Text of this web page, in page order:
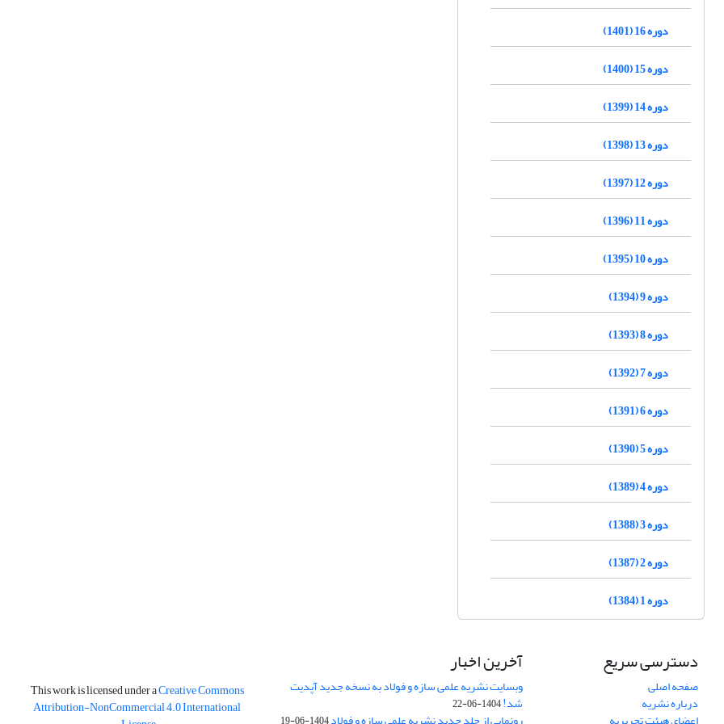
دوره 16 (1401)
دوره 15 (1400)
دوره 14 (1399)
دوره 13 (1398)
دوره 12 (1397)
دوره 11 (1396)
دوره 10 (1395)
دوره 9 (1394)
دوره 8 (1393)
دوره 7 (1392)
دوره 6 (1391)
دوره 5 (1390)
دوره 4 (1389)
دوره 3 (1388)
دوره 2 (1387)
دوره 1 (1384)
دسترسی سریع
صفحه اصلی
درباره نشریه
آخرین اخبار
وبسایت نشریه علمی سازه و فولاد به نسخه جدید آپدیت
شد!1404-06-22
This work is licensed under aCreative Commons
Attribution-NonCommercial 4.0 International